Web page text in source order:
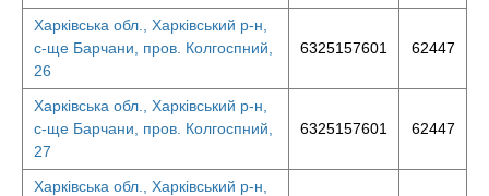
Харківська обл., Харківський р-н,
с-ще Барчани, пров. Колгоспний,
26
6325157601 62447
Харківська обл., Харківський р-н,
с-ще Барчани, пров. Колгоспний,
27
6325157601 62447
Харківська обл., Харківський р-н,